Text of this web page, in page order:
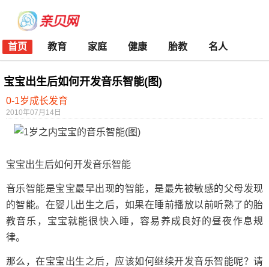
首页 教育 家庭 健康 胎教 名人
宝宝出生后如何开发音乐智能(图)
0-1岁成长发育
2010年07月14日
宝宝出生后如何开发音乐智能
音乐智能是宝宝最早出现的智能，是最先被敏感的父母发现
的智能。在婴儿出生之后，如果在睡前播放以前听熟了的胎
教音乐，宝宝就能很快入睡，容易养成良好的昼夜作息规
律。
那么，在宝宝出生之后，应该如何继续开发音乐智能呢？请